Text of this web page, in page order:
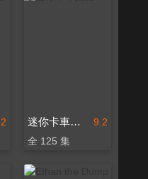
9.2
迷你卡車樂園
全 125 集